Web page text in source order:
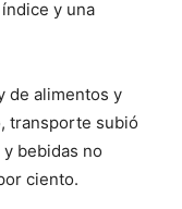
y una
de alimentos y
transporte subió
bebidas no
ciento.